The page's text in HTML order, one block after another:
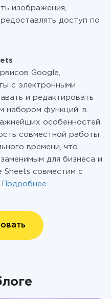
изображения,
доступ по
Google,
с электронными
и редактировать
набором функций, в
особенностей
совместной работы
времени, что
для бизнеса и
Sheets совместим с
Подробнее